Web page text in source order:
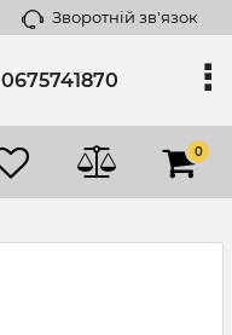
Зворотній зв'язок
0675741870
0